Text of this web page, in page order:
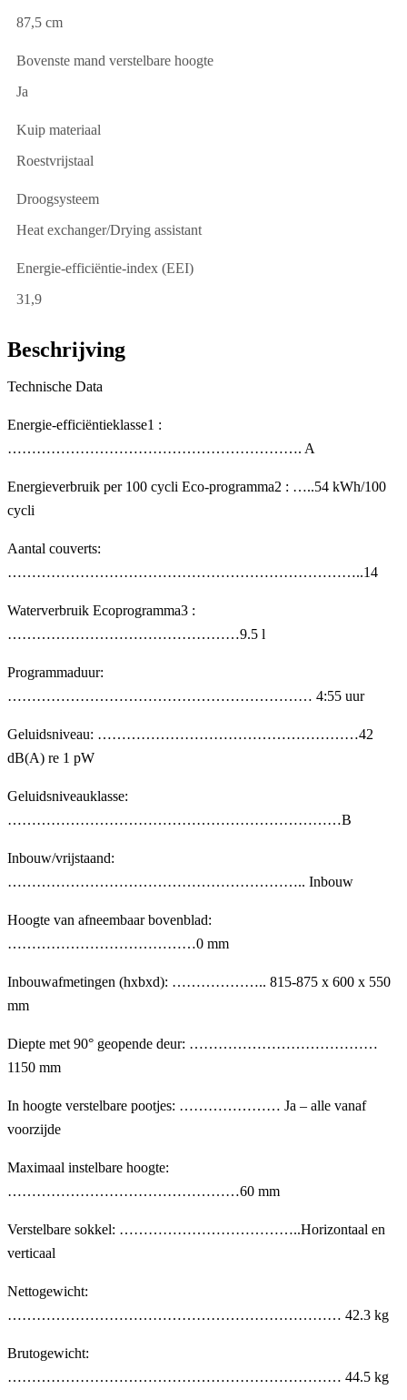
87,5 cm
Bovenste mand verstelbare hoogte
Ja
Kuip materiaal
Roestvrijstaal
Droogsysteem
Heat exchanger/Drying assistant
Energie-efficiëntie-index (EEI)
31,9
Beschrijving
Technische Data
Energie-efficiëntieklasse1 :
……………………………………………………. A
Energieverbruik per 100 cycli Eco-programma2 : …..54 kWh/100
cycli
Aantal couverts:
………………………………………………………………..14
Waterverbruik Ecoprogramma3 :
…………………………………………9.5 l
Programmaduur:
……………………………………………………… 4:55 uur
Geluidsniveau: ………………………………………………42
dB(A) re 1 pW
Geluidsniveauklasse:
……………………………………………………………B
Inbouw/vrijstaand:
…………………………………………………….. Inbouw
Hoogte van afneembaar bovenblad:
…………………………………0 mm
Inbouwafmetingen (hxbxd): ……………….. 815-875 x 600 x 550
mm
Diepte met 90° geopende deur: …………………………………
1150 mm
In hoogte verstelbare pootjes: ………………… Ja – alle vanaf
voorzijde
Maximaal instelbare hoogte:
…………………………………………60 mm
Verstelbare sokkel: ………………………………..Horizontaal en
verticaal
Nettogewicht:
…………………………………………………………… 42.3 kg
Brutogewicht:
…………………………………………………………… 44.5 kg